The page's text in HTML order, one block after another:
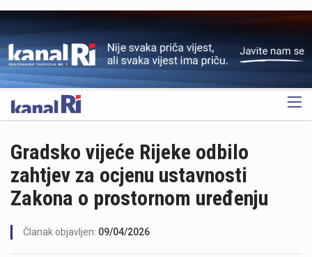
OGLAS
Gradsko vijeće Rijeke odbilo
zahtjev za ocjenu ustavnosti
Zakona o prostornom uređenju
Članak objavljen: 09/04/2026